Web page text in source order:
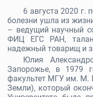
6 августа 2020 г.
болезни ушла из
– ведущий научный
ФИЦ ЕГС РАН,
надежный товарищ и
Юлия
Запорожье, в 1979
факультет МГУ им. М.
Земли), который